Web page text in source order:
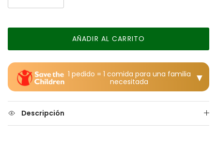
AÑADIR AL CARRITO
1 pedido = 1 comida para una familia
necesitada
▼
Descripción